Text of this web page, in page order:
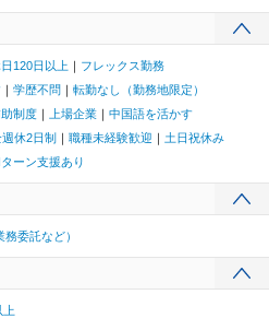
120日以上
フレックス勤務
学歴不問
転勤なし（勤務地限定）
制度 上場企業
中国語を活かす
休2日制 職種未経験歓迎
土日祝休み
ーン支援あり
委託など）
上